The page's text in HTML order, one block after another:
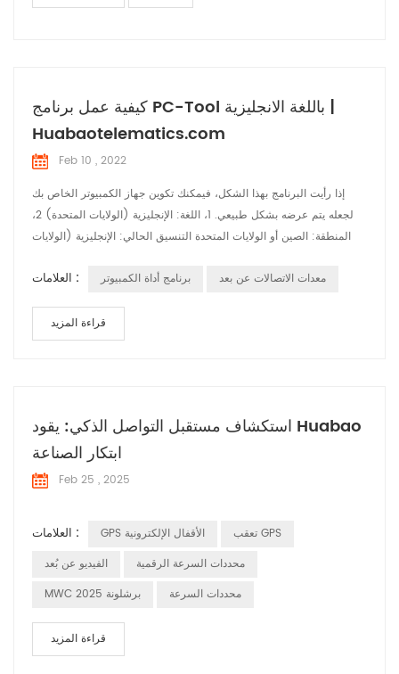
كيفية عمل برنامج PC-Tool باللغة الانجليزية |
Huabaotelematics.com
Feb 10 , 2022
إذا رأيت البرنامج بهذا الشكل، فيمكنك تكوين جهاز الكمبيوتر الخاص بك
لجعله يتم عرضه بشكل طبيعي. 1، اللغة: الإنجليزية (الولايات المتحدة) 2،
المنطقة: الصين أو الولايات المتحدة التنسيق الحالي: الإنجليزية (الولايات
العلامات : برنامج أداة الكمبيوتر معدات الاتصالات عن بعد
قراءة المزيد
استكشاف مستقبل التواصل الذكي: يقود Huabao
ابتكار الصناعة
Feb 25 , 2025
العلامات : GPS الأقفال الإلكترونية
تعقب GPS
الفيديو عن بُعد
محددات السرعة الرقمية
MWC برشلونة 2025
محددات السرعة
قراءة المزيد